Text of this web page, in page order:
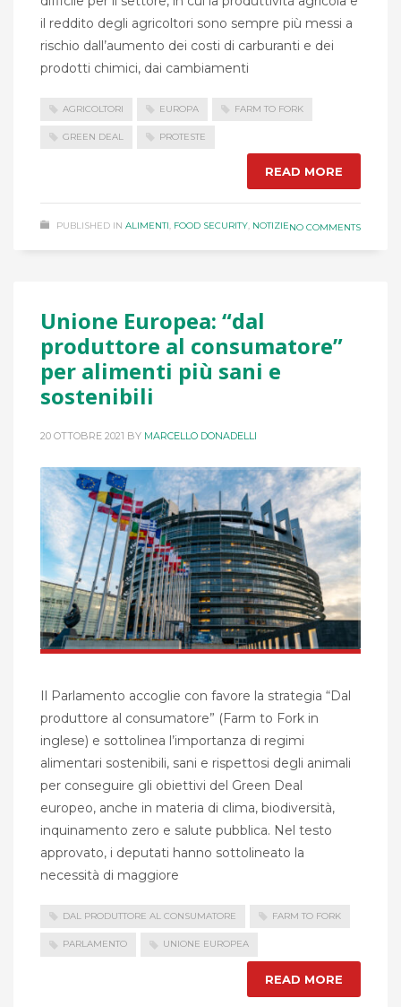
il reddito degli agricoltori sono sempre più messi a
rischio dall’aumento dei costi di carburanti e dei
prodotti chimici, dai cambiamenti
AGRICOLTORI EUROPA FARM TO FORK
GREEN DEAL PROTESTE
READ MORE
PUBLISHED IN ALIMENTI, FOOD SECURITY, NOTIZIENO COMMENTS
Unione Europea: “dal
produttore al consumatore”
per alimenti più sani e
sostenibili
20 OTTOBRE 2021 BY MARCELLO DONADELLI
Il Parlamento accoglie con favore la strategia “Dal
produttore al consumatore” (Farm to Fork in
inglese) e sottolinea l’importanza di regimi
alimentari sostenibili, sani e rispettosi degli animali
per conseguire gli obiettivi del Green Deal
europeo, anche in materia di clima, biodiversità,
inquinamento zero e salute pubblica. Nel testo
approvato, i deputati hanno sottolineato la
necessità di maggiore
DAL PRODUTTORE AL CONSUMATORE FARM TO FORK
PARLAMENTO UNIONE EUROPEA
READ MORE